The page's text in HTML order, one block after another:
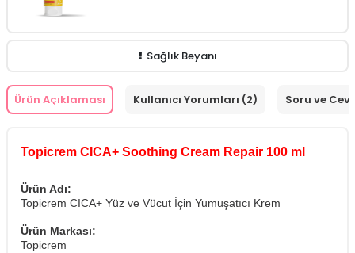
Sağlık Beyanı
Ürün Açıklaması Kullanıcı Yorumları (2) Soru ve
Topicrem CICA+ Soothing Cream Repair 100 ml
Ürün Adı:
Topicrem CICA+ Yüz ve Vücut İçin Yumuşatıcı Krem
Ürün Markası:
Topicrem